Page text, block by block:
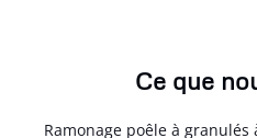
Ce que
Ramonage poêle à